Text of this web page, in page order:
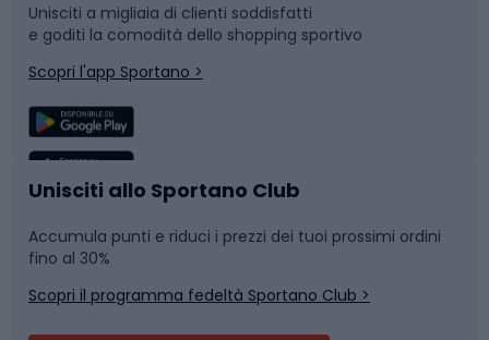
Corsa
Sport di squadra
Caschi da ciclismo
Skitouring
Snowboard
Camminata nordica
Nuoto
Pattinaggio
Unisciti a migliaia di clienti soddisfatti
e goditi la comodità dello shopping sportivo
Scopri l'app Sportano >
Unisciti allo Sportano Club
Accumula punti e riduci i prezzi dei tuoi prossimi ordini
fino al 30%
Scopri il programma fedeltà Sportano Club >